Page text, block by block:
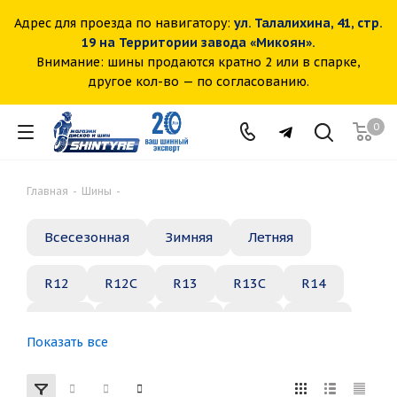
Адрес для проезда по навигатору: ул. Талалихина, 41, стр.
19 на Территории завода «Микоян».
Внимание: шины продаются кратно 2 или в спарке,
другое кол-во — по согласованию.
0
Главная - Шины -
Всесезонная Зимняя Летняя
R12 R12C R13 R13C R14
Показать все